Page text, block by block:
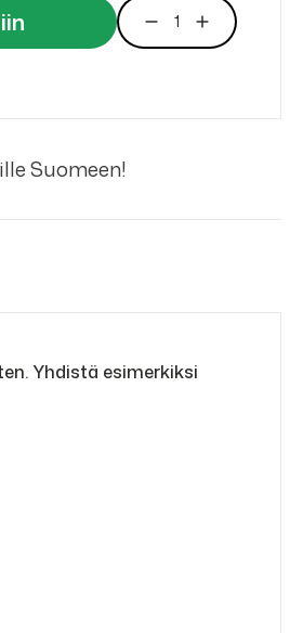
Suomeen!
Yhdistä esimerkiksi